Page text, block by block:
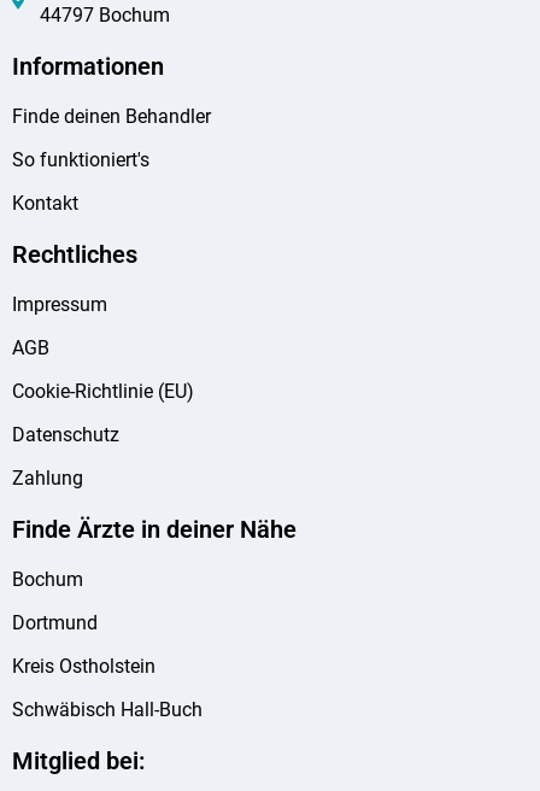
44797 Bochum
Informationen
Finde deinen Behandler
So funktioniert's
Kontakt
Rechtliches
Impressum
AGB
Cookie-Richtlinie (EU)
Datenschutz
Zahlung
Finde Ärzte in deiner Nähe
Bochum
Dortmund
Kreis Ostholstein
Schwäbisch Hall-Buch
Mitglied bei: